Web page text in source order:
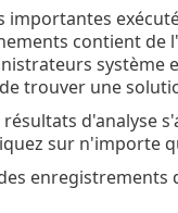
importantes
contient
système
trouver une
résultats d'analyse
sur n'importe
enregistrements